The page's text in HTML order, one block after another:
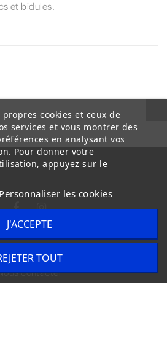
et bidules.
Générales de Vente
contacter
cookies et ceux de
services et vous montrer des
en analysant vos
Pour donner votre
appuyez sur le
Personnaliser les cookies
TOUT
J'ACCEPTE